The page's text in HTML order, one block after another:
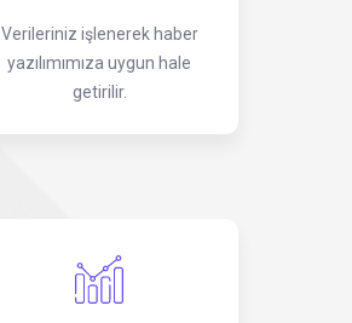
Verileriniz işlenerek haber
yazılımımıza uygun hale
getirilir.